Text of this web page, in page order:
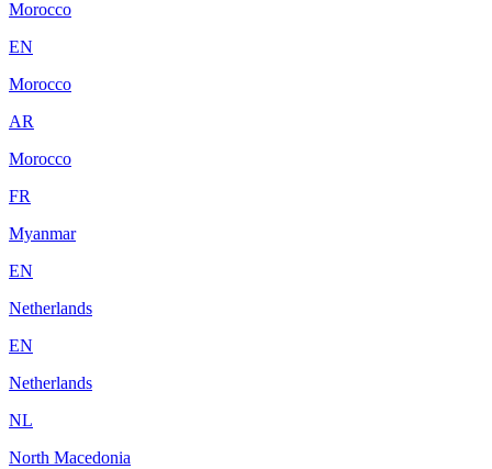
Morocco
EN
Morocco
AR
Morocco
FR
Myanmar
EN
Netherlands
EN
Netherlands
NL
North Macedonia